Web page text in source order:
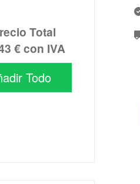
Total
€con IVA
Todo